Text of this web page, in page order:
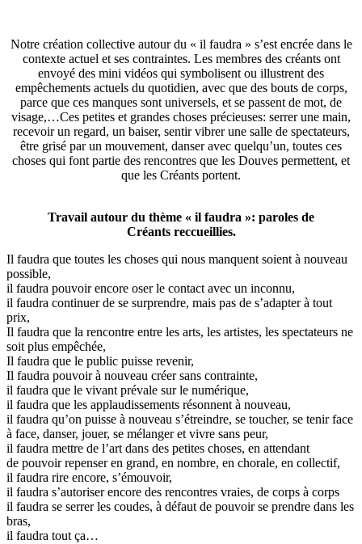
Notre création collective autour du « il faudra » s’est encrée dans le
contexte actuel et ses contraintes. Les membres des créants ont
envoyé des mini vidéos qui symbolisent ou illustrent des
empêchements actuels du quotidien, avec que des bouts de corps,
parce que ces manques sont universels, et se passent de mot, de
visage,…Ces petites et grandes choses précieuses: serrer une main,
recevoir un regard, un baiser, sentir vibrer une salle de spectateurs,
être grisé par un mouvement, danser avec quelqu’un, toutes ces
choses qui font partie des rencontres que les Douves permettent, et
que les Créants portent.
Travail autour du thème « il faudra »: paroles de
Créants reccueillies.
Il faudra que toutes les choses qui nous manquent soient à nouveau
possible,
il faudra pouvoir encore oser le contact avec un inconnu,
il faudra continuer de se surprendre, mais pas de s’adapter à tout
prix,
Il faudra que la rencontre entre les arts, les artistes, les spectateurs ne
soit plus empêchée,
Il faudra que le public puisse revenir,
Il faudra pouvoir à nouveau créer sans contrainte,
il faudra que le vivant prévale sur le numérique,
il faudra que les applaudissements résonnent à nouveau,
il faudra qu’on puisse à nouveau s’étreindre, se toucher, se tenir face
à face, danser, jouer, se mélanger et vivre sans peur,
il faudra mettre de l’art dans des petites choses, en attendant
de pouvoir repenser en grand, en nombre, en chorale, en collectif,
il faudra rire encore, s’émouvoir,
il faudra s’autoriser encore des rencontres vraies, de corps à corps
il faudra se serrer les coudes, à défaut de pouvoir se prendre dans les
bras,
il faudra tout ça…